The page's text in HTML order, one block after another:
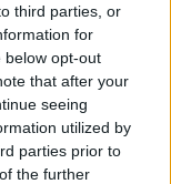
third parties, or
for
below opt-out
that after your
seeing
utilized by
parties prior to
the further
miatt a
nőnek.